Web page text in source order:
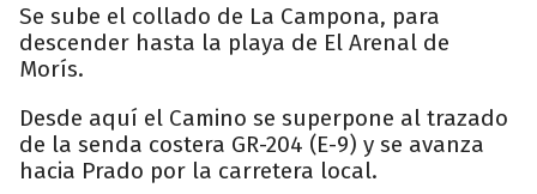
Se sube el collado de La Campona, para
descender hasta la playa de El Arenal de
Morís.
Desde aquí el Camino se superpone al trazado
de la senda costera GR-204 (E-9) y se avanza
hacia Prado por la carretera local.